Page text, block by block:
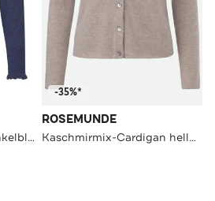
Strickjacke 'Dahlia' dunkelblau
-35%*
ROSEMUNDE
Kaschmirmix-Cardigan hellbraun